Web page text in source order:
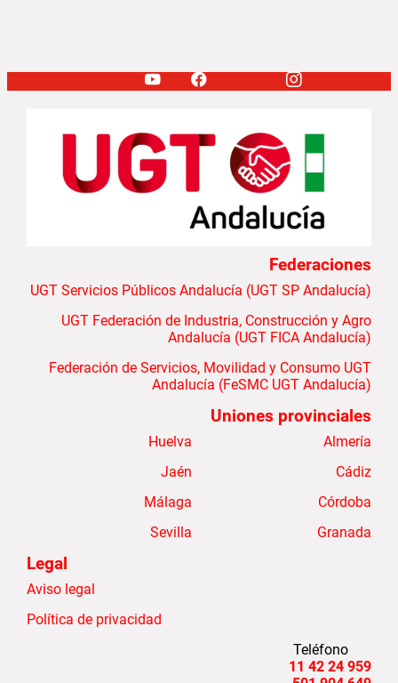
Federaciones
UGT Servicios Públicos Andalucía (UGT SP Andalucía)
UGT Federación de Industria, Construcción y Agro
Andalucía (UGT FICA Andalucía)
Federación de Servicios, Movilidad y Consumo UGT
Andalucía (FeSMC UGT Andalucía)
Uniones provinciales
Almería
Cádiz
Córdoba
Granada
Huelva
Jaén
Málaga
Sevilla
Legal
Aviso legal
Política de privacidad
Teléfono
959 24 42 11